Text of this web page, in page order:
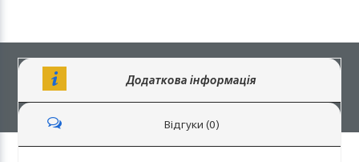
Додаткова інформація
Відгуки (0)